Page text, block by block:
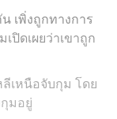
เพิ่งถูกทางการ
ปิดเผยว่าเขาถูก
เหนือจับกุม โดย
มอยู่